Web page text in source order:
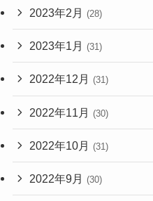
2023年2月 (28)
2023年1月 (31)
2022年12月 (31)
2022年11月 (30)
2022年10月 (31)
2022年9月 (30)